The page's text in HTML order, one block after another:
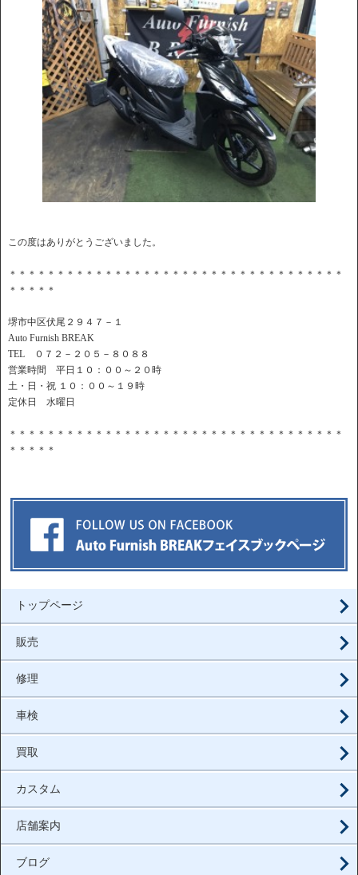
この度はありがとうございました。
＊＊＊＊＊＊＊＊＊＊＊＊＊＊＊＊＊＊＊＊＊＊＊＊＊＊＊＊＊＊＊＊＊＊＊
＊＊＊＊＊
堺市中区伏尾２９４７－１
Auto Furnish BREAK
TEL ０７２－２０５－８０８８
営業時間 平日１０：００～２０時
土・日・祝 １０：００～１９時
定休日 水曜日
＊＊＊＊＊＊＊＊＊＊＊＊＊＊＊＊＊＊＊＊＊＊＊＊＊＊＊＊＊＊＊＊＊＊＊
＊＊＊＊＊
トップページ
販売
修理
車検
買取
カスタム
店舗案内
ブログ